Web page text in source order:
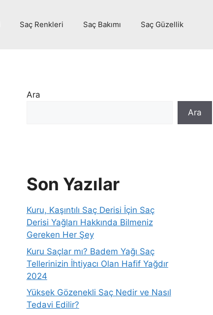
Saç Renkleri Saç Bakımı Saç Güzellik
Ara
Ara
Son Yazılar
Kuru, Kaşıntılı Saç Derisi İçin Saç
Derisi Yağları Hakkında Bilmeniz
Gereken Her Şey
Kuru Saçlar mı? Badem Yağı Saç
Tellerinizin İhtiyacı Olan Hafif Yağdır
2024
Yüksek Gözenekli Saç Nedir ve Nasıl
Tedavi Edilir?